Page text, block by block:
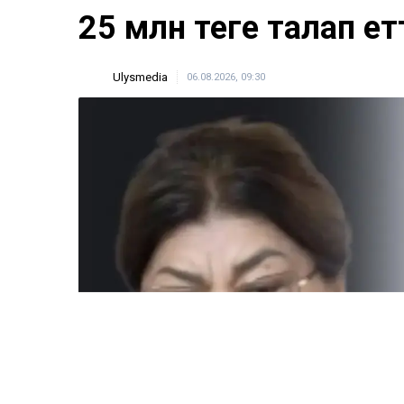
25 млн теңге талап
Ulysmedia 06.08.2026, 09:30